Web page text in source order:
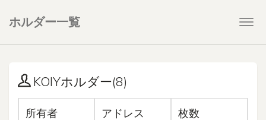
ホルダー一覧
KOIYホルダー(8)
所有者 アドレス 枚数